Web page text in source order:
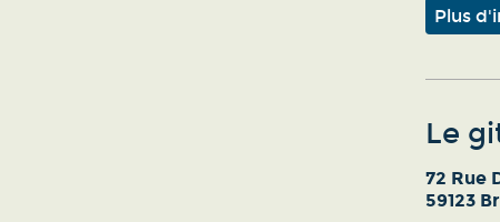
Plus
Le
72 Rue
59123